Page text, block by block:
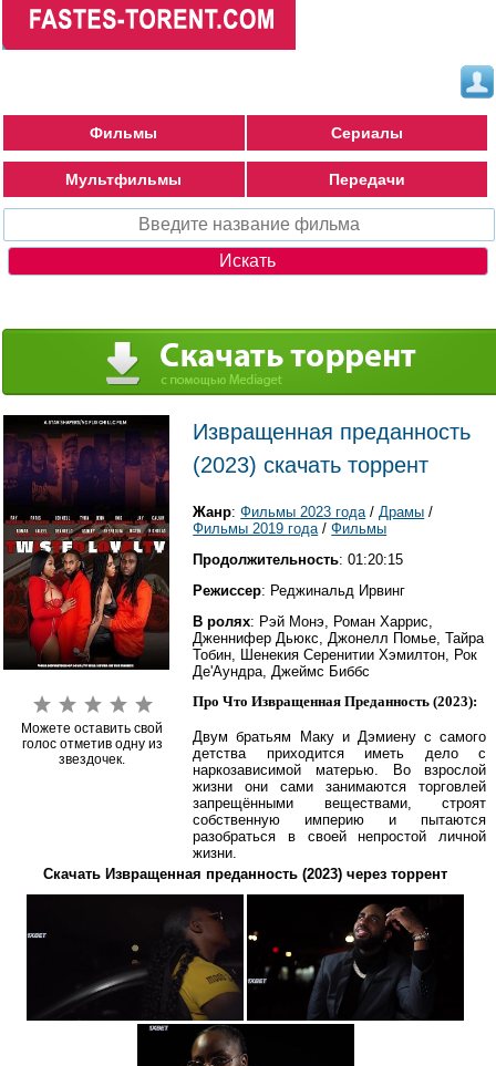
Фильмы Сериалы
Мультфильмы Передачи
Можете оставить свой
голос отметив одну из
звездочек.
Извращенная преданность
(2023) скачать торрент
Жанр:Фильмы 2023 года/Драмы /
Фильмы 2019 года/Фильмы
Продолжительность: 01:20:15
Режиссер: Реджинальд Ирвинг
В ролях: Рэй Монэ, Роман Харрис,
Дженнифер Дьюкс, Джонелл Помье, Тайра
Тобин, Шенекия Серенитии Хэмилтон, Рок
Де'Аундра, Джеймс Биббс
Про Что Извращенная Преданность (2023):
Двум братьям Маку и Дэмиену с самого
детства приходится иметь дело с
наркозависимой матерью. Во взрослой
жизни они сами занимаются торговлей
запрещёнными веществами, строят
собственную империю и пытаются
разобраться в своей непростой личной
жизни.
Скачать Извращенная преданность (2023) через торрент